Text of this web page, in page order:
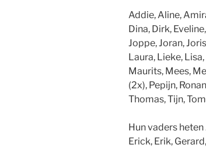
Addie, Aline,
Dina, Dirk,
Joppe, Joran,
Laura, Lieke,
Maurits, Mees,
(2x), Pepijn,
Thomas, Tijn,
Hun vaders
Erick, Erik,